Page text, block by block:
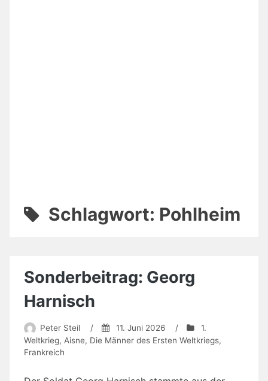
Schlagwort: Pohlheim
Sonderbeitrag: Georg
Harnisch
Peter Steil / 11. Juni 2026 /
1.
Weltkrieg, Aisne, Die Männer des Ersten Weltkriegs,
Frankreich